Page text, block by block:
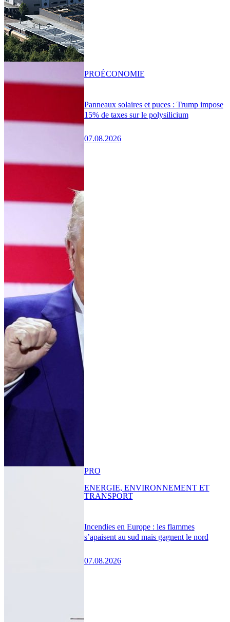
Panneaux solaires et puces : Trump impose
15% de taxes sur le polysilicium
07.08.2026
PROÉCONOMIE
Incendies en Europe : les flammes
s’apaisent au sud mais gagnent le nord
07.08.2026
PRO
ENERGIE, ENVIRONNEMENT ET
TRANSPORT